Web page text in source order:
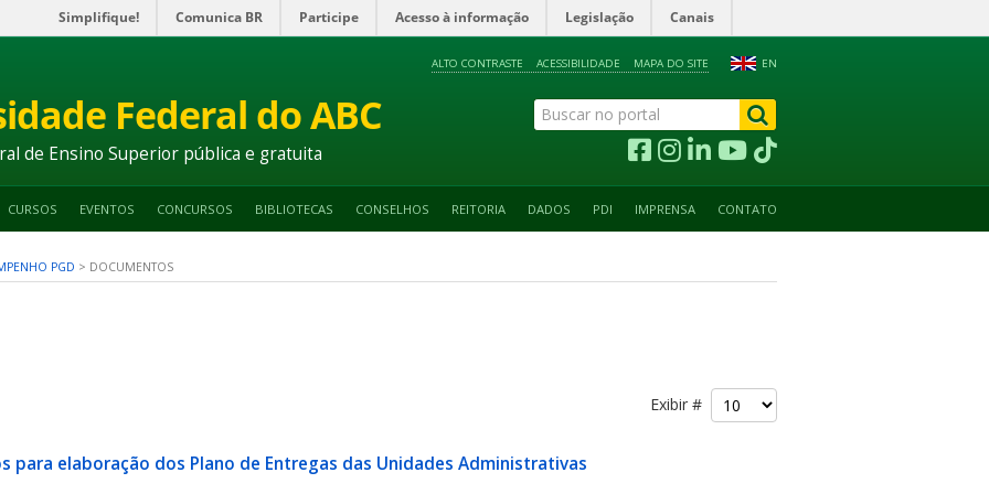
Simplifique! Comunica BR Participe Acesso à informação Legislação Canais
EN
ALTO CONTRASTE ACESSIBILIDADE MAPA DO SITE
Federal do ABC
de Ensino Superior pública e gratuita
CURSOS EVENTOS CONCURSOS BIBLIOTECAS CONSELHOS REITORIA DADOS PDI IMPRENSA CONTATO
PGD > DOCUMENTOS
Exibir #
para elaboração dos Plano de Entregas das Unidades Administrativas